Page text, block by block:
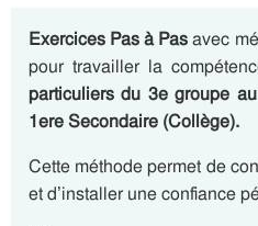
Exercices Pas à Pasavec
pour travailler la
particuliers du 3e groupe
1ere Secondaire (Collège).
Cette méthode permet de
et d’installer une confiance